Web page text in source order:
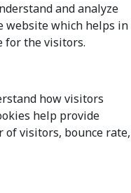
and analyze
website which helps in
for the visitors.
how visitors
help provide
visitors, bounce rate,